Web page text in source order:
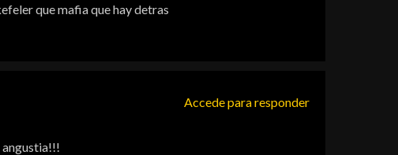
que mafia que hay detras
angustia!!!
Accede para responder